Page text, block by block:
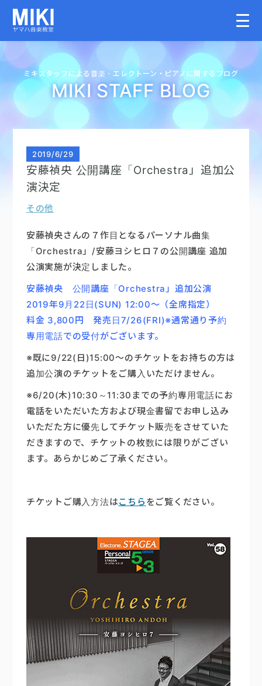
HOME
大人のコース
講師募集情報
イベント情報
楽器販売
ミキスタッフによる音楽・エレクトーン・ ピアノに関するブログ
MIKI STAFF BLOG
2019/6/29
安藤禎央 公開講座「Orchestra」追加公
演決定
その他
安藤禎央さんの７作目となるパーソナル曲集
「Orchestra」/安藤ヨシヒロ７の公開講座 追加
公演実施が決定しました。
安藤禎央 公開講座「Orchestra」追加公演
2019年9月22日(SUN) 12:00～（全席指定）
料金 3,800円 発売日7/26(FRI)※通常通り予約
専用電話での受付がございます。
※既に9/22(日)15:00～のチケットをお持ちの方は
追加公演のチケットをご購入いただけません。
※6/20(木)10:30～11:30までの予約専用電話にお
電話をいただいた方および現金書留でお申し込み
いただた方に優先してチケット販売をさせていた
だきますので、チケットの枚数には限りがござい
ます。あらかじめご了承ください。
チケットご購入方法はこちら をご覧ください。